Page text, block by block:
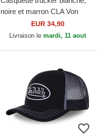
noire et marron CLA Von
EUR 34,90
Livraison le mardi, 11 aout